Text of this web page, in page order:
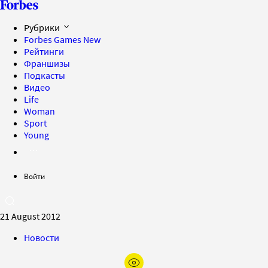
Рубрики
Forbes Games New
Рейтинги
Франшизы
Подкасты
Видео
Life
Woman
Sport
Young
Войти
21 August 2012
Новости